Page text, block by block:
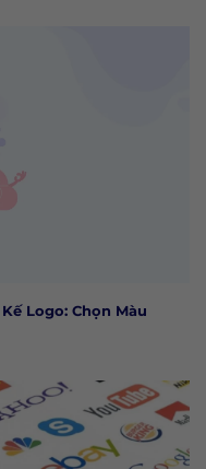
Logo: Chọn Màu